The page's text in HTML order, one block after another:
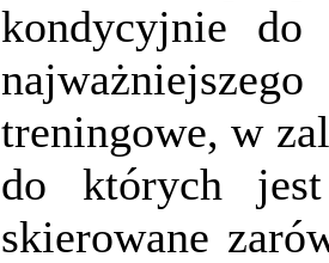
kondycyjnie
treningowe, w
do których jest
skierowane